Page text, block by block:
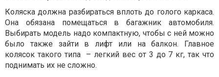
Коляска должна разбираться вплоть до голого каркаса.
Она обязана помещаться в багажник автомобиля.
Выбирать модель надо компактную, чтобы с ней можно
было также зайти в лифт или на балкон. Главное
колясок такого типа – легкий вес от 3 до 7 кг, так что
поднимать их не сложно.